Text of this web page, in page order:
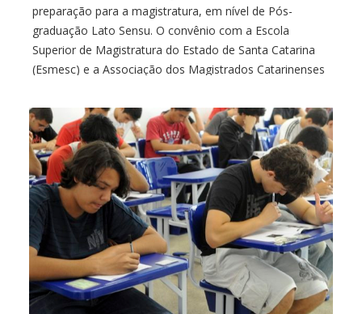
preparação para a magistratura, em nível de Pós-
graduação Lato Sensu. O convênio com a Escola
Superior de Magistratura do Estado de Santa Catarina
(Esmesc) e a Associação dos Magistrados Catarinenses
Associação Catarinense das Fundações Educacionais
(Acafe), […]